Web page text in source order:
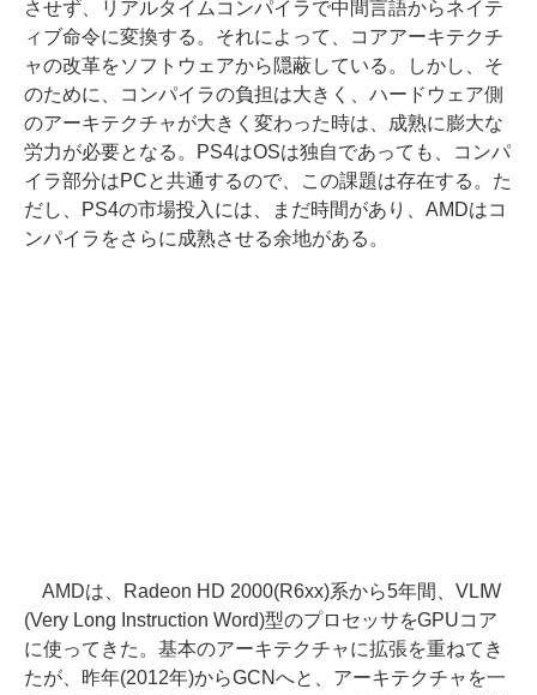
させず、リアルタイムコンパイラで中間言語からネイテ
ィブ命令に変換する。それによって、コアアーキテクチ
ャの改革をソフトウェアから隠蔽している。しかし、そ
のために、コンパイラの負担は大きく、ハードウェア側
のアーキテクチャが大きく変わった時は、成熟に膨大な
労力が必要となる。PS4はOSは独自であっても、コンパ
イラ部分はPCと共通するので、この課題は存在する。た
だし、PS4の市場投入には、まだ時間があり、AMDはコ
ンパイラをさらに成熟させる余地がある。
AMDは、Radeon HD 2000(R6xx)系から5年間、VLIW
(Very Long Instruction Word)型のプロセッサをGPUコア
に使ってきた。基本のアーキテクチャに拡張を重ねてき
たが、昨年(2012年)からGCNへと、アーキテクチャを一